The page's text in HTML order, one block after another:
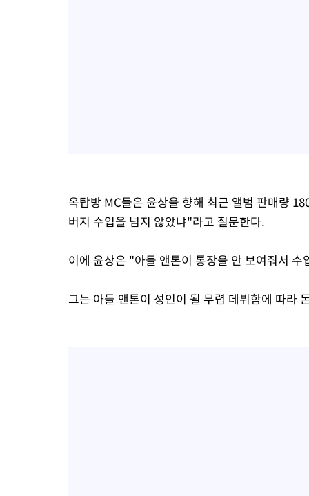
옥탑방 MC들은 윤상을 향해 최근 앨범 판매량
버지 수입을 넘지 않았냐"라고 질문한다.
이에 윤상은 "아들 앤톤이 통장을 안 보여줘서
그는 아들 앤톤이 성인이 될 무렵 데뷔함에 따라